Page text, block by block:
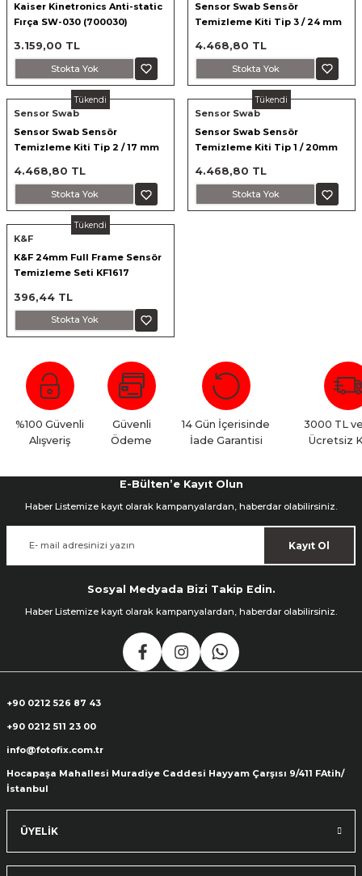
Kaiser Kinetronics Anti-static
Fırça SW-030 (700030)
3.159,00 TL
Stokta Yok
Sensor Swab Sensör
Temizleme Kiti Tip 3 / 24 mm
4.468,80 TL
Stokta Yok
Tükendi
Sensor Swab
Sensor Swab Sensör
Temizleme Kiti Tip 2 / 17 mm
4.468,80 TL
Stokta Yok
Tükendi
Sensor Swab
Sensor Swab Sensör
Temizleme Kiti Tip 1 / 20mm
4.468,80 TL
Stokta Yok
Tükendi
K&F
K&F 24mm Full Frame Sensör
Temizleme Seti KF1617
396,44 TL
Stokta Yok
%100 Güvenli
Alışveriş
Güvenli
Ödeme
14 Gün İçerisinde
İade Garantisi
3000 TL
Ücretsiz
E-Bülten’e Kayıt Olun
Haber Listemize kayıt olarak kampanyalardan, haberdar olabilirsiniz.
Kayıt Ol
Sosyal Medyada Bizi Takip Edin.
Haber Listemize kayıt olarak kampanyalardan, haberdar olabilirsiniz.
+90 0212 526 87 43
+90 0212 511 23 00
info@fotofix.com.tr
Hocapaşa Mahallesi Muradiye Caddesi Hayyam Çarşısı 9/411 FAtih/
İstanbul
ÜYELİK